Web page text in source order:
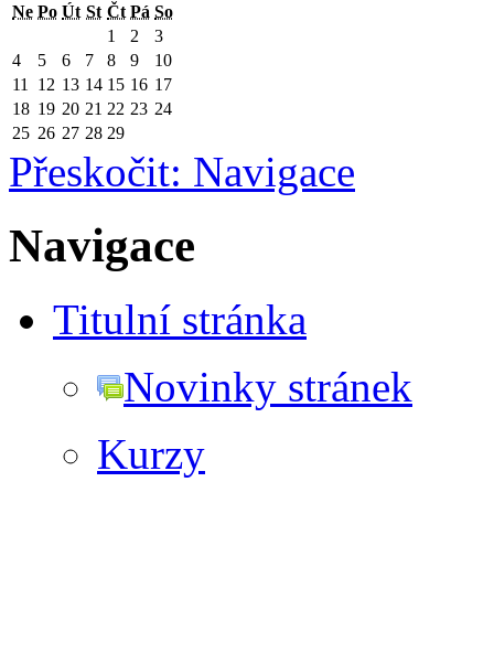
Ne Po Út St Čt Pá So
1
2
3
4
5 6 7 8 9
10
11
12 13 14 15 16 17
18 19 20 21 22 23 24
25 26 27 28 29
Přeskočit: Navigace
Navigace
Titulní stránka
Novinky stránek
Kurzy